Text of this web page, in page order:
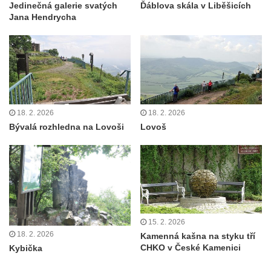
Jedinečná galerie svatých
Jana Hendrycha
Ďáblova skála v Liběšicích
18. 2. 2026
Bývalá rozhledna na Lovoši
18. 2. 2026
Lovoš
18. 2. 2026
Kybička
15. 2. 2026
Kamenná kašna na styku tří
CHKO v České Kamenici